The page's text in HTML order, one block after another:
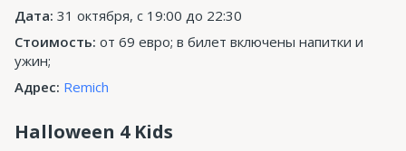
Дата: 31 октября, с 19:00 до 22:30
Стоимость: от 69 евро; в билет включены напитки и
ужин;
Адрес: Remich
Halloween 4 Kids